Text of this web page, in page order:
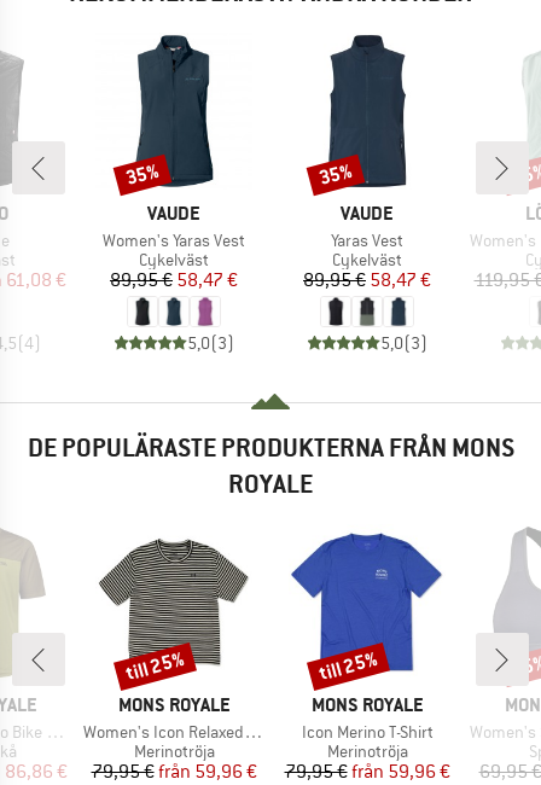
pris
61,08 €
(4)
VARUMÄRKE
VAUDE
Produkter
Women's Yaras Vest
Produktgrupp
Cykelväst
Pris
89,95 €Reducerat pris
58,47 €
5,0(3)
Rabatt
35%
VARUMÄRKE
VAUDE
Produkter
Yaras Vest
Produktgrupp
Cykelväst
Pris
89,95 €Reducerat pris
58,47 €
5,0(3)
Rabatt
35%
Produkter
Women's Bike
119,95
DE POPULÄRASTE PRODUKTERNA FRÅN MONS
ROYALE
S/S
pris
86,86 €
VARUMÄRKE
MONS ROYALE
Produkter
Women's Icon Relaxed Tee
Produktgrupp
Merinotröja
Pris
79,95 € Reducerat pris
från 59,96 €
Rabatt
till 25%
VARUMÄRKE
MONS ROYALE
Produkter
Icon Merino T-Shirt
Produktgrupp
Merinotröja
Pris
79,95 € Reducerat pris
från 59,96 €
Rabatt
till 25%
Produkter
Women's Stratos
69,95 €